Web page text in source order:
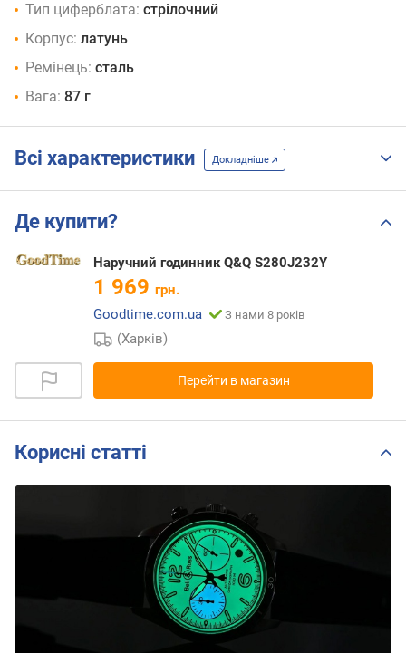
Тип циферблата: стрілочний
Корпус: латунь
Ремінець: сталь
Вага: 87 г
Всі характеристики Докладніше
Де купити?
Наручний годинник Q&Q S280J232Y
1 969 грн.
Goodtime.com.ua
З нами 8 років
(Харків)
Перейти в магазин
Корисні статті